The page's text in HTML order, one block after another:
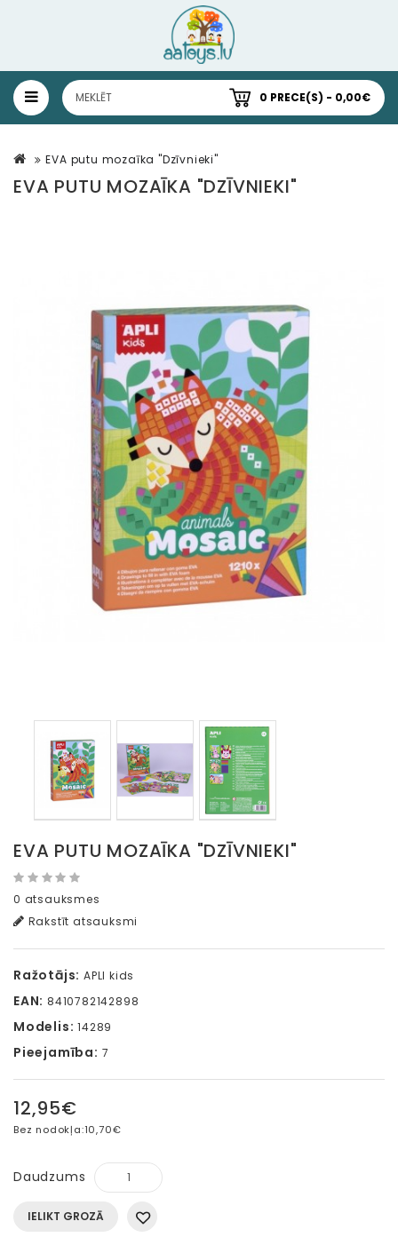
0 PRECE(S) - 0,00€
EVA putu mozaīka "Dzīvnieki"
EVA PUTU MOZAĪKA "DZĪVNIEKI"
EVA PUTU MOZAĪKA "DZĪVNIEKI"
0 atsauksmes
Rakstīt atsauksmi
Ražotājs: APLI kids
EAN: 8410782142898
Modelis: 14289
Pieejamība: 7
12,95€
Bez nodokļa:10,70€
Daudzums
IELIKT GROZĀ